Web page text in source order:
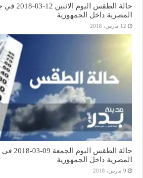
حالة الطقس
المصرية داخل الجمهورية
12 مارس، 2018
حالة الطقس
المصرية داخل الجمهورية
9 مارس، 2018